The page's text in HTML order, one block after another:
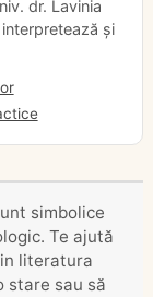
dr. Lavinia
și
simbolice
Te ajută
literatura
stare sau să